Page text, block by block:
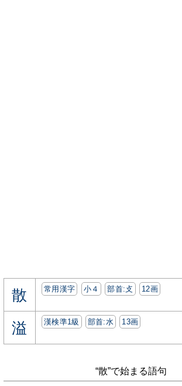
散 常用漢字 小４ 部首:⽁ 12画
溢 漢検準1級 部首:⽔ 13画
“散”で始まる語句